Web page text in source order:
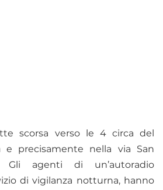
scorsa verso le 4 circa del
e precisamente nella via San
Gli agenti di un’autoradio
di vigilanza notturna, hanno